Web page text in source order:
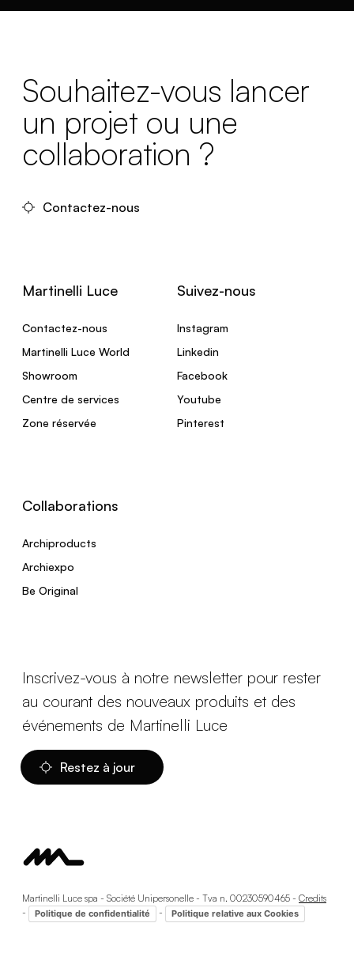
Souhaitez-vous lancer
un projet ou une
collaboration ?
Contactez-nous
Martinelli Luce
Contactez-nous
Martinelli Luce World
Showroom
Centre de services
Zone réservée
Suivez-nous
Instagram
Linkedin
Facebook
Youtube
Pinterest
Collaborations
Archiproducts
Archiexpo
Be Original
Inscrivez-vous à notre newsletter pour rester
au courant des nouveaux produits et des
événements de Martinelli Luce
Restez à jour
Martinelli Luce spa - Société Unipersonelle - Tva n. 00230590465 - Credits
-
Politique de confidentialité - Politique relative aux Cookies